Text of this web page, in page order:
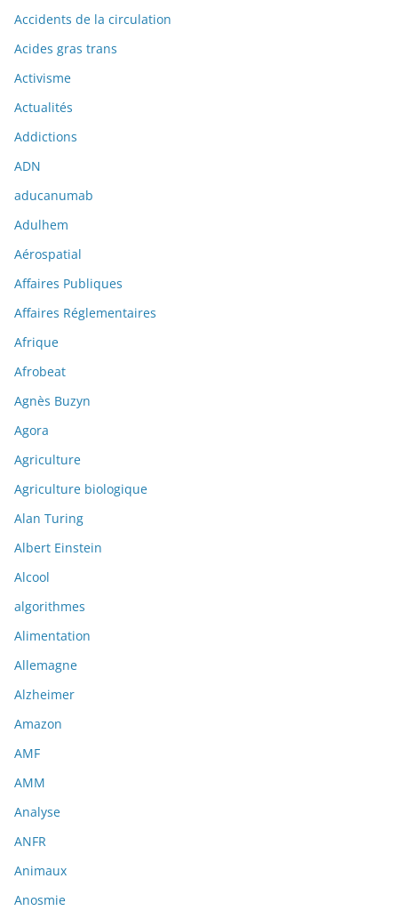
Accidents de la circulation
Acides gras trans
Activisme
Actualités
Addictions
ADN
aducanumab
Adulhem
Aérospatial
Affaires Publiques
Affaires Réglementaires
Afrique
Afrobeat
Agnès Buzyn
Agora
Agriculture
Agriculture biologique
Alan Turing
Albert Einstein
Alcool
algorithmes
Alimentation
Allemagne
Alzheimer
Amazon
AMF
AMM
Analyse
ANFR
Animaux
Anosmie